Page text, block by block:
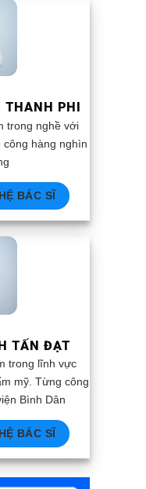
THANH PHI
trong nghề với
công hàng nghìn
BÁC SĨ
TẤN ĐẠT
trong lĩnh vực
mỹ. Từng công
Bình Dân
BÁC SĨ